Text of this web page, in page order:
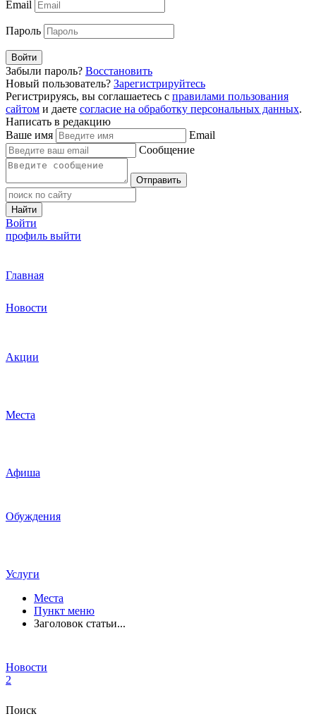
Email
Пароль
Войти
Забыли пароль? Восстановить
Новый пользователь? Зарегистрируйтесь
Регистрируясь, вы соглашаетесь с правилами пользования
сайтом и даете согласие на обработку персональных данных.
Написать в редакцию
Ваше имя
Email
Сообщение
Отправить
Найти
Войти
профиль выйти
Главная
Новости
Акции
Места
Афиша
Обуждения
Услуги
Места
Пункт меню
Заголовок статьи...
Новости
2
Поиск